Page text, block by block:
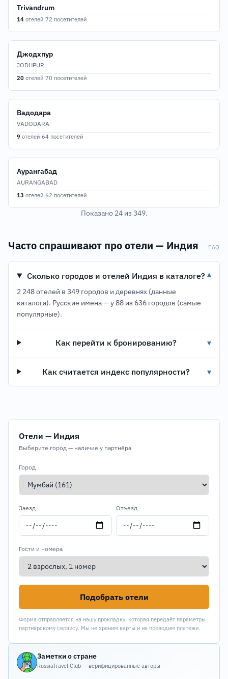
Trivandrum
14 отелей·72 посетителей
Джодхпур
JODHPUR
20 отелей·70 посетителей
Вадодара
VADODARA
9 отелей·64 посетителей
Аурангабад
AURANGABAD
13 отелей·62 посетителей
Показано 24 из 349.
Часто спрашивают про отели — Индия FAQ
Сколько городов и отелей Индия в каталоге? ▾
2 248 отелей в 349 городов и деревнях (данные
каталога). Русские имена — у 88 из 636 городов (самые
популярные).
Как перейти к бронированию? ▾
Как считается индекс популярности? ▾
Отели — Индия
Выберите город — наличие у партнёра
Город
Заезд Отъезд
Гости и номера
Подобрать отели
Форма отправляется на нашу прокладку, которая передаёт параметры
партнёрскому сервису. Мы не храним карты и не проводим платежи.
Заметки о стране
RussiaTravel.Club — верифицированные авторы